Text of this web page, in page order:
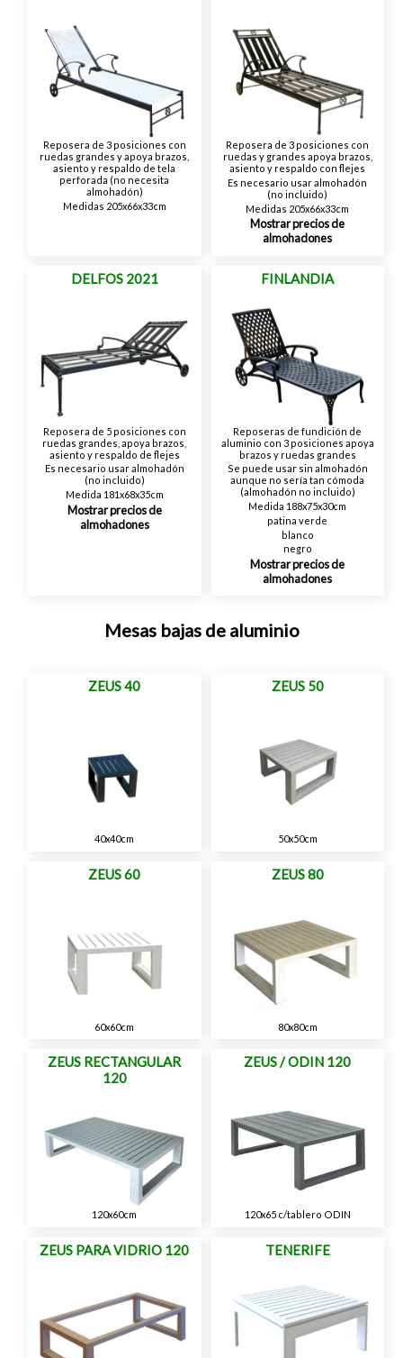
Reposera de 3 posiciones con
ruedas grandes y apoya brazos,
asiento y respaldo de tela
perforada (no necesita
almohadón)
Medidas 205x66x33cm
Reposera de 3 posiciones con
ruedas y grandes apoya brazos,
asiento y respaldo con flejes
Es necesario usar almohadón
(no incluido)
Medidas 205x66x33cm
Mostrar precios de
almohadones
DELFOS 2021
Reposera de 5 posiciones con
ruedas grandes, apoya brazos,
asiento y respaldo de flejes
Es necesario usar almohadón
(no incluido)
Medida 181x68x35cm
Mostrar precios de
almohadones
FINLANDIA
Reposeras de fundición de
aluminio con 3 posiciones apoya
brazos y ruedas grandes
Se puede usar sin almohadón
aunque no sería tan cómoda
(almohadón no incluido)
Medida 188x75x30cm
patina verde
blanco
negro
Mostrar precios de
almohadones
Mesas bajas de aluminio
ZEUS 40
40x40cm
ZEUS 50
50x50cm
ZEUS 60
60x60cm
ZEUS 80
80x80cm
ZEUS RECTANGULAR
120
120x60cm
ZEUS / ODIN 120
120x65 c/tablero ODIN
ZEUS PARA VIDRIO 120 TENERIFE